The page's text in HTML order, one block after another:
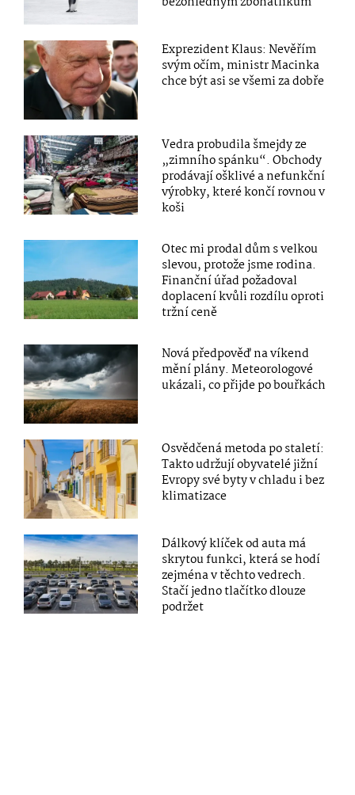
Exprezident Klaus: Nevěřím
svým očím, ministr Macinka
chce být asi se všemi za dobře
Vedra probudila šmejdy ze
„zimního spánku“. Obchody
prodávají ošklivé a nefunkční
výrobky, které končí rovnou v
koši
Otec mi prodal dům s velkou
slevou, protože jsme rodina.
Finanční úřad požadoval
doplacení kvůli rozdílu oproti
tržní ceně
Nová předpověď na víkend
mění plány. Meteorologové
ukázali, co přijde po bouřkách
Osvědčená metoda po staletí:
Takto udržují obyvatelé jižní
Evropy své byty v chladu i bez
klimatizace
Dálkový klíček od auta má
skrytou funkci, která se hodí
zejména v těchto vedrech.
Stačí jedno tlačítko dlouze
podržet